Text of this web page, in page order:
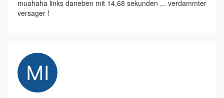
muahaha links daneben mit 14,68 sekunden ,.. verdammter
versager !